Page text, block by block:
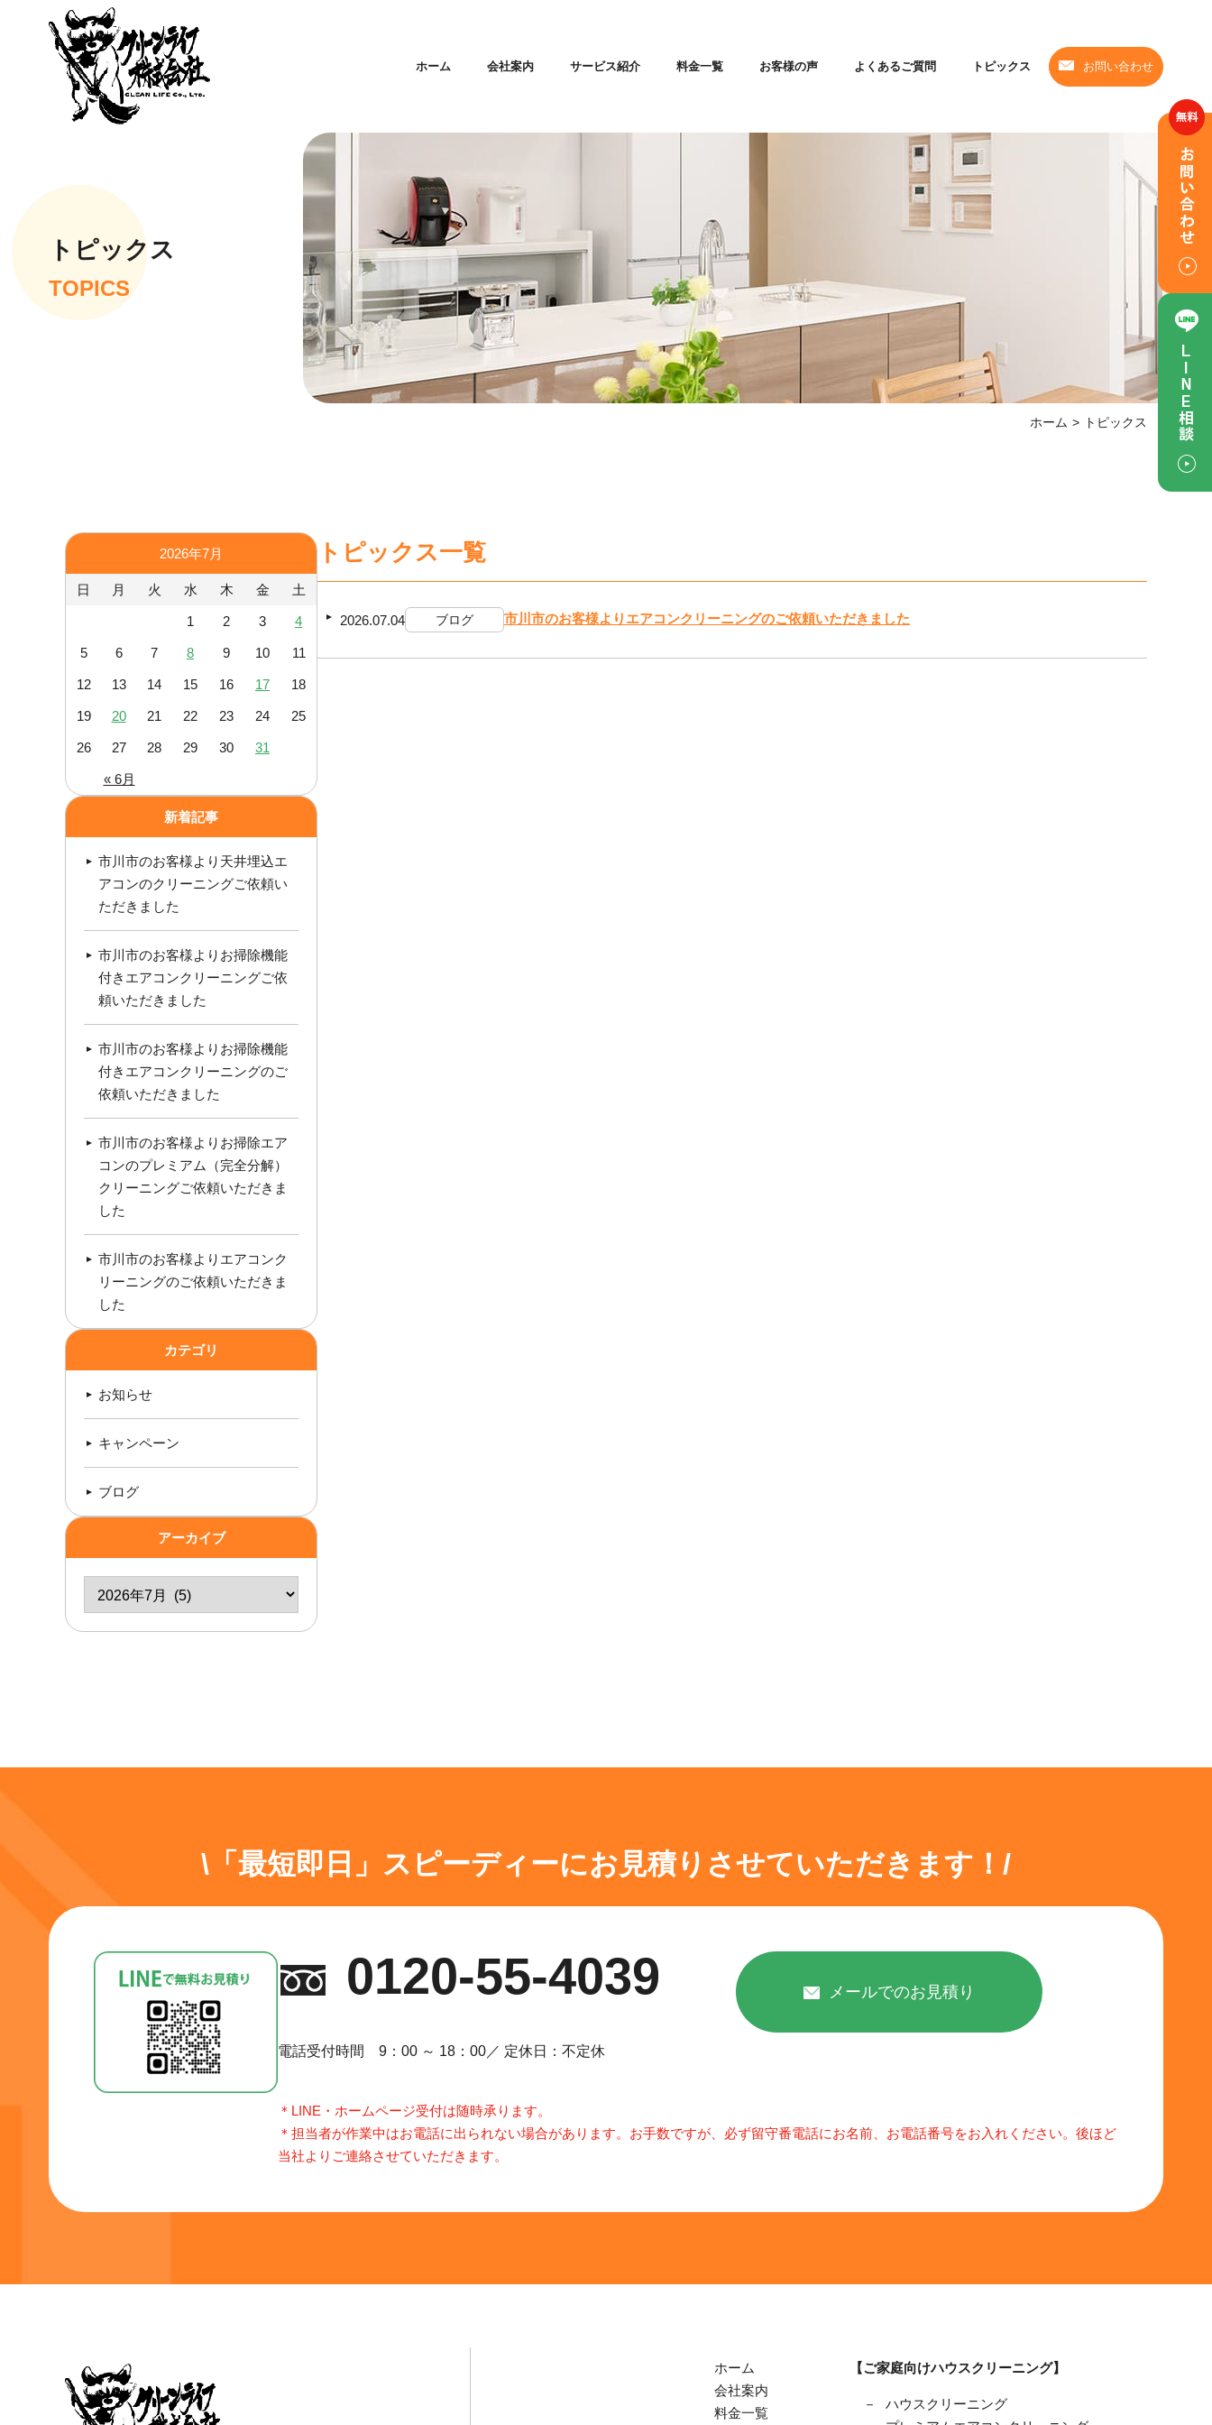
ホーム 会社案内 サービス紹介 料金一覧 お客様の声 よくあるご質問 トピックス お問い合わせ
トピックス
TOPICS
ホーム トピックス
トピックス一覧
2026.07.04 ブログ 市川市のお客様よりエアコンクリーニングのご依頼いただきました
2026年7月
日 月 火 水 木 金 土
« 6月
1 2 3 4
5 6 7 8 9 10 11
12 13 14 15 16 17 18
19 20 21 22 23 24 25
26 27 28 29 30 31
新着記事
市川市のお客様より天井埋込エ
アコンのクリーニングご依頼い
ただきました
市川市のお客様よりお掃除機能
付きエアコンクリーニングご依
頼いただきました
市川市のお客様よりお掃除機能
付きエアコンクリーニングのご
依頼いただきました
市川市のお客様よりお掃除エア
コンのプレミアム（完全分解）
クリーニングご依頼いただきま
した
市川市のお客様よりエアコンク
リーニングのご依頼いただきま
した
カテゴリ
お知らせ
キャンペーン
ブログ
アーカイブ
\「最短即日」スピーディーにお見積りさせていただきます！/
0120-55-4039
電話受付時間 9：00 ～ 18：00／ 定休日：不定休
メールでのお見積り
＊LINE・ホームページ受付は随時承ります。
＊担当者が作業中はお電話に出られない場合があります。お手数ですが、必ず留守番電話にお名前、お電話番号をお入れください。後ほど
当社よりご連絡させていただきます。
ホーム
会社案内
料金一覧
【ご家庭向けハウスクリーニング】
ハウスクリーニング